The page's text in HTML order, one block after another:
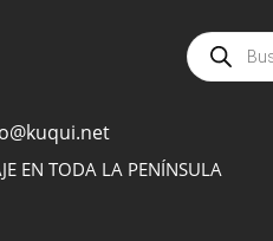
de
EN TODA LA PENÍNSULA